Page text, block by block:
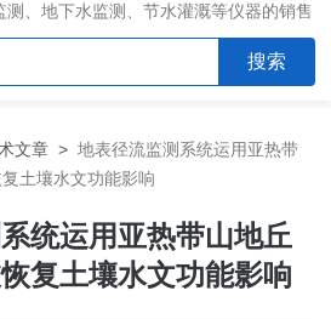
、地下水监测、节水灌溉等仪器的销售
文章 >地表径流监测系统运用亚热带
土壤水文功能影响
统运用亚热带山地丘
复土壤水文功能影响